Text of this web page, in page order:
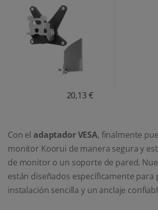
20,13 €
Con el adaptador VESA, finalmente
monitor Koorui de manera segura y
de monitor o un soporte de pared.
están diseñados específicamente
instalación sencilla y un anclaje